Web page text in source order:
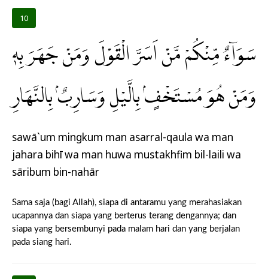
10
سَوَاۤءٌ مِّنْكُمْ مَّنْ اَسَرَّ الْقَوْلَ وَمَنْ جَهَرَ بِهٖ
وَمَنْ هُوَ مُسْتَخْفٍۢ بِالَّيْلِ وَسَارِبٌۢ بِالنَّهَارِ
sawā`um mingkum man asarral-qaula wa man
jahara bihī wa man huwa mustakhfim bil-laili wa
sāribum bin-nahār
Sama saja (bagi Allah), siapa di antaramu yang merahasiakan
ucapannya dan siapa yang berterus terang dengannya; dan
siapa yang bersembunyi pada malam hari dan yang berjalan
pada siang hari.